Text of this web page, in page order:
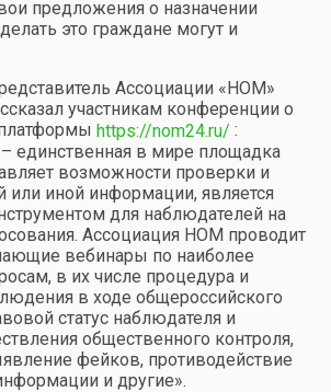
предложения о назначении
это граждане могут и
Ассоциации «НОМ»
участникам конференции о
https://nom24.ru/ :
единственная в мире площадка
возможности проверки и
или иной информации, является
для наблюдателей на
Ассоциация НОМ проводит
вебинары по наиболее
в их числе процедура и
в ходе общероссийского
статус наблюдателя и
общественного контроля,
фейков, противодействие
и другие».